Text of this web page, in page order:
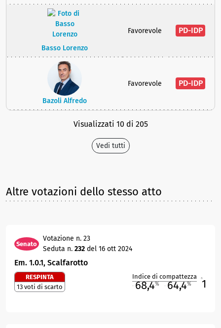
Basso Lorenzo
Favorevole PD-IDP
Bazoli Alfredo
Favorevole PD-IDP
Visualizzati 10 di 205
Vedi tutti
Altre votazioni dello stesso atto
Senato
Votazione n. 23
Seduta n. 232 del 16 ott 2024
Em. 1.0.1, Scalfarotto
RESPINTA
13 voti di scarto
Indice di compattezza
68,4% 64,4% 1